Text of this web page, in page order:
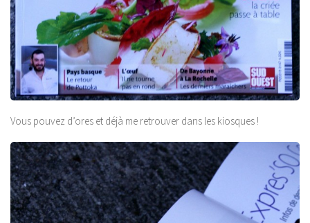
Vous pouvez d’ores et déjà me retrouver dans les kiosques !